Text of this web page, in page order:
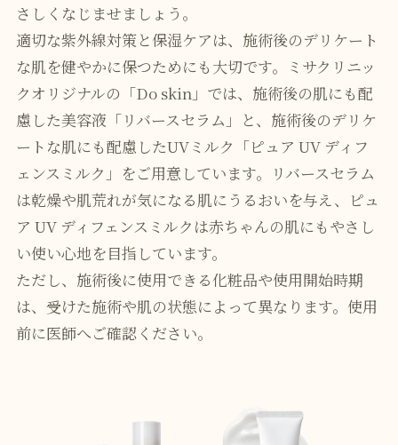
さしくなじませましょう。
適切な紫外線対策と保湿ケアは、施術後のデリケート
な肌を健やかに保つためにも大切です。ミサクリニッ
クオリジナルの「Do skin」では、施術後の肌にも配
慮した美容液「リバースセラム」と、施術後のデリケ
ートな肌にも配慮したUVミルク「ピュア UV ディフ
ェンスミルク」をご用意しています。リバースセラム
は乾燥や肌荒れが気になる肌にうるおいを与え、ピュ
ア UV ディフェンスミルクは赤ちゃんの肌にもやさし
い使い心地を目指しています。
ただし、施術後に使用できる化粧品や使用開始時期
は、受けた施術や肌の状態によって異なります。使用
前に医師へご確認ください。